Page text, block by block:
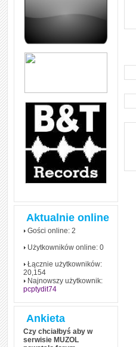
zapamiętasz
zrozumiale wytłumaczył, na
czym polega mowa zależna
(reported speech) w języku
angielskim
dłużej!
Aktualnie online
Gości online: 2
Użytkowników online: 0
Łącznie użytkowników:
20,154
Najnowszy użytkownik:
pcptydit74
Ankieta
Czy chciałbyś aby w
serwisie MUZOL